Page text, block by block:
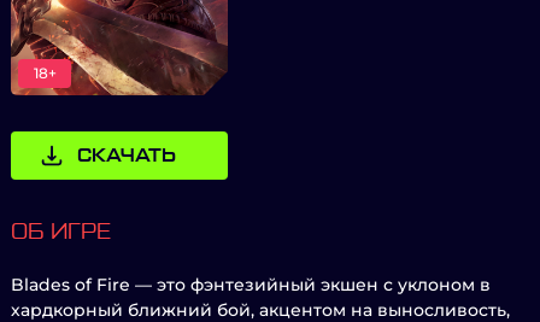
18+
СКАЧАТЬ
ОБ ИГРЕ
Blades of Fire — это фэнтезийный экшен с уклоном в
хардкорный ближний бой, акцентом на выносливость,